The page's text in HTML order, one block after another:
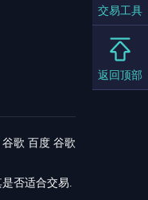
谷歌 百度 谷歌
否适合交易.
交易工具
返回顶部